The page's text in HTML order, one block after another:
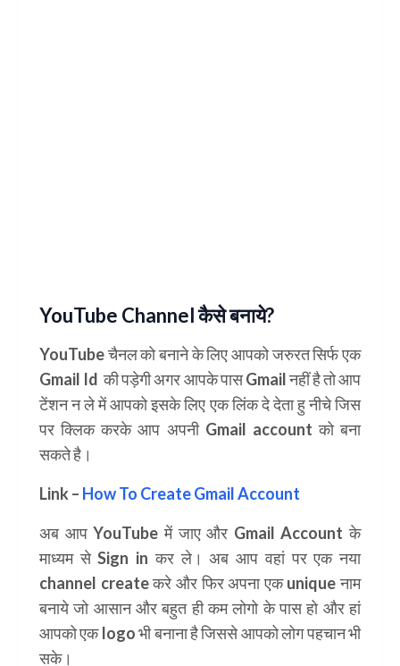
YouTube Channel कैसे बनाये?
YouTube चैनल को बनाने के लिए आपको जरुरत सिर्फ एक
Gmail Idकी पड़ेगी अगर आपके पास Gmail नहीं है तो आप
टेंशन न ले में आपको इसके लिए एक लिंक दे देता हु नीचे जिस
पर क्लिक करके आप अपनी Gmail account को बना
सकते है।
Link – How To Create Gmail Account
अब आप YouTube में जाए और Gmail Account के
माध्यम से Sign in कर ले। अब आप वहां पर एक नया
channel create करे और फिर अपना एक unique नाम
बनाये जो आसान और बहुत ही कम लोगो के पास हो और हां
आपको एक logo भी बनाना है जिससे आपको लोग पहचान भी
सके।